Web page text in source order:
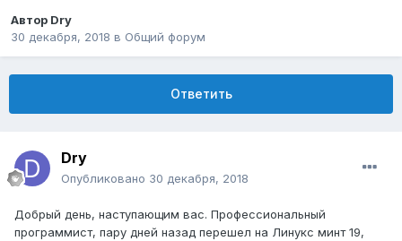
Автор Dry
30 декабря, 2018 в Общий форум
Ответить
Dry
Опубликовано 30 декабря, 2018
Добрый день, наступающим вас. Профессиональный
программист, пару дней назад перешел на Линукс минт 19,